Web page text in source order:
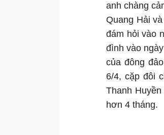
anh chàng
Quang Hải
đám hỏi vào
đình vào
của đông
6/4, cặp đôi
Thanh
hơn 4 tháng.